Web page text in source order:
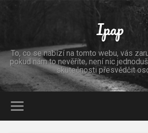
Ipap
To, co se nabízí na tomto webu, vás
pokud nám to nevěříte, není nic
skutečnosti přesvědčit